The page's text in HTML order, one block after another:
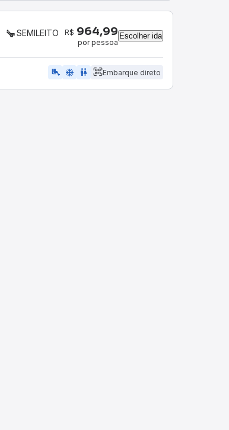
SEMILEITO R$ 964,99
por pessoa
Escolher ida
airline_seat_legroom_extra ac_unit WC Embarque direto